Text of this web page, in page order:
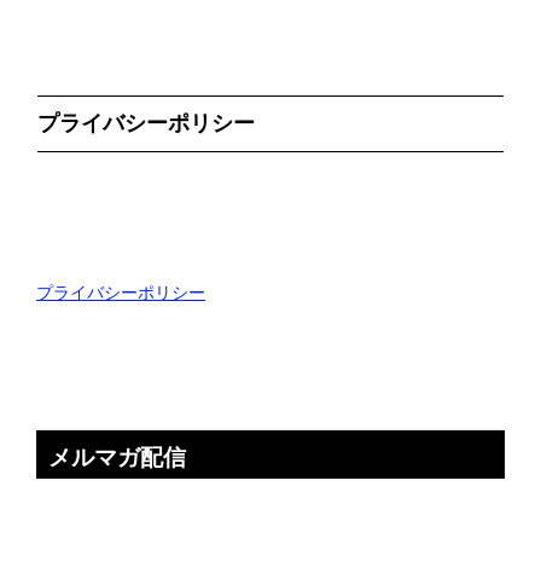
プライバシーポリシー
プライバシーポリシー
メルマガ配信